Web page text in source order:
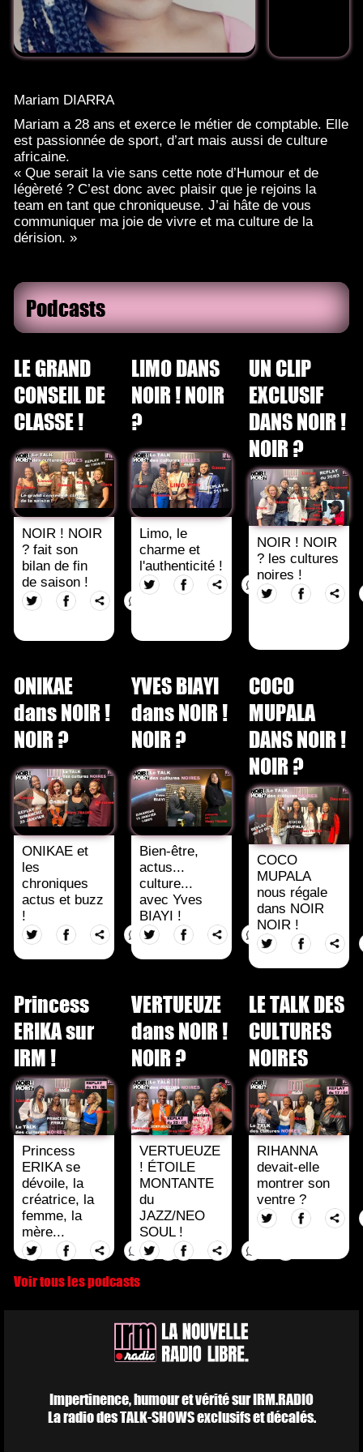
Mariam DIARRA
Mariam a 28 ans et exerce le métier de comptable. Elle
est passionnée de sport, d’art mais aussi de culture
africaine.
« Que serait la vie sans cette note d’Humour et de
légèreté ? C’est donc avec plaisir que je rejoins la
team en tant que chroniqueuse. J’ai hâte de vous
communiquer ma joie de vivre et ma culture de la
dérision. »
Podcasts
LE GRAND
CONSEIL DE
CLASSE !
NOIR ! NOIR
? fait son
bilan de fin
de saison !
LIMO DANS
NOIR ! NOIR
?
Limo, le
charme et
l'authenticité !
UN CLIP
EXCLUSIF
DANS NOIR !
NOIR ?
NOIR ! NOIR
? les cultures
noires !
ONIKAE
dans NOIR !
NOIR ?
ONIKAE et
les
chroniques
actus et buzz
!
YVES BIAYI
dans NOIR !
NOIR ?
Bien-être,
actus...
culture...
avec Yves
BIAYI !
COCO
MUPALA
DANS NOIR !
NOIR ?
COCO
MUPALA
nous régale
dans NOIR
NOIR !
Princess
ERIKA sur
IRM !
Princess
ERIKA se
dévoile, la
créatrice, la
femme, la
mère...
VERTUEUZE
dans NOIR !
NOIR ?
VERTUEUZE
! ÉTOILE
MONTANTE
du
JAZZ/NEO
SOUL !
LE TALK DES
CULTURES
NOIRES
RIHANNA
devait-elle
montrer son
ventre ?
Voir tous les podcasts
Impertinence, humour et vérité sur IRM.RADIO
La radio des TALK-SHOWS exclusifs et décalés.